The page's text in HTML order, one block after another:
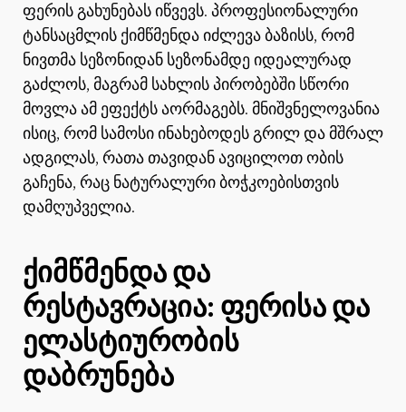
ფერის გახუნებას იწვევს. პროფესიონალური
ტანსაცმლის ქიმწმენდა იძლევა ბაზისს, რომ
ნივთმა სეზონიდან სეზონამდე იდეალურად
გაძლოს, მაგრამ სახლის პირობებში სწორი
მოვლა ამ ეფექტს აორმაგებს. მნიშვნელოვანია
ისიც, რომ სამოსი ინახებოდეს გრილ და მშრალ
ადგილას, რათა თავიდან ავიცილოთ ობის
გაჩენა, რაც ნატურალური ბოჭკოებისთვის
დამღუპველია.
ქიმწმენდა და
რესტავრაცია: ფერისა და
ელასტიურობის
დაბრუნება